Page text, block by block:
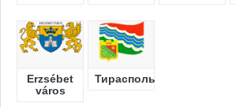
Erzsébet
város
Тирасполь